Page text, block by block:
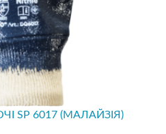
SP 6017 (МАЛАЙЗІЯ)